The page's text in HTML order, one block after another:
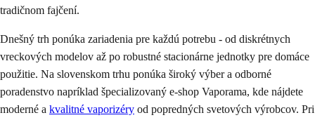
tradičnom fajčení.
Dnešný trh ponúka zariadenia pre každú potrebu - od diskrétnych
vreckových modelov až po robustné stacionárne jednotky pre domáce
použitie. Na slovenskom trhu ponúka široký výber a odborné
poradenstvo napríklad špecializovaný e-shop Vaporama, kde nájdete
moderné a kvalitné vaporizéry od popredných svetových výrobcov. Pri